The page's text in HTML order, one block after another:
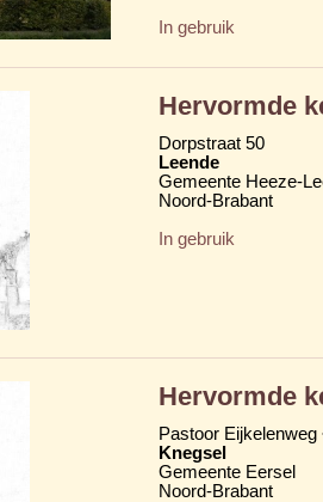
In gebruik
Hervormde
Dorpstraat 50
Leende
Gemeente Heeze-
Noord-Brabant
In gebruik
Hervormde
Pastoor Eijkelenweg
Knegsel
Gemeente Eersel
Noord-Brabant